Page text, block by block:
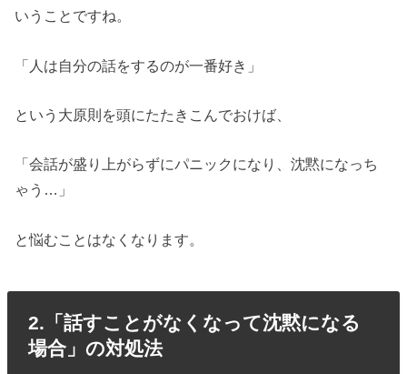
いうことですね。
「人は自分の話をするのが一番好き」
という大原則を頭にたたきこんでおけば、
「会話が盛り上がらずにパニックになり、沈黙になっち
ゃう…」
と悩むことはなくなります。
2.「話すことがなくなって沈黙になる
場合」の対処法